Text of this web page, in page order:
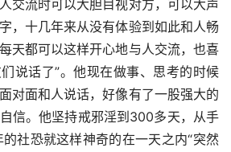
交流时可以大胆目视对方，可以大声
，十几年来从没有体验到如此和人畅
天都可以这样开心地与人交流，也喜
说话了”。他现在做事、思考的时候
对面和人说话，好像有了一股强大的
信。他坚持戒邪淫到300多天，从手
社恐就这样神奇的在一天之内“突然